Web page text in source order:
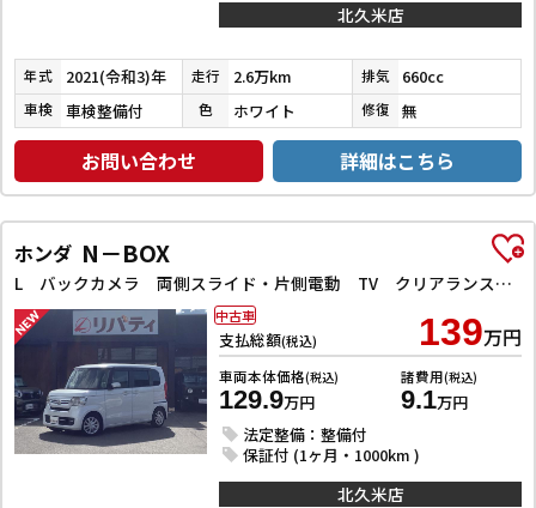
北久米店
年式 2021(令和3)年 走行 2.6万km 排気 660cc
車検 車検整備付 色 ホワイト 修復 無
お問い合わせ 詳細はこちら
ホンダ N－BOX
L バックカメラ 両側スライド・片側電動 TV クリアランスソナー オートクルーズコントロール レーンアシスト 衝突被害軽減システム オートライト スマートキー アイドリングストップ 電動格納ミラー
支払総額(税込) 139万円
車両本体価格(税込)
129.9万円
諸費用(税込)
9.1万円
法定整備：整備付
保証付 (1ヶ月・1000km )
中古車
北久米店